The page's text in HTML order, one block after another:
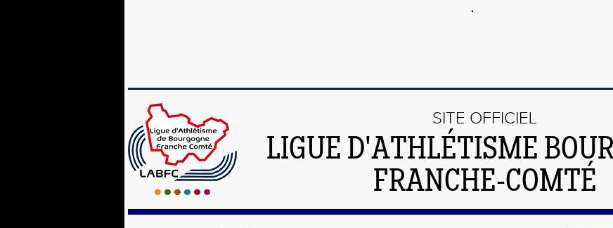
SITE OFFICIEL
LIGUE D'ATHLÉTISME
FRANCHE-COMTÉ